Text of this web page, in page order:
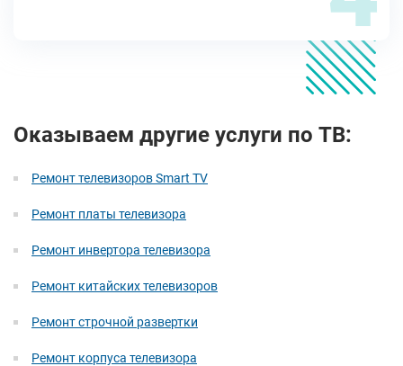
Оказываем другие услуги по ТВ:
Ремонт телевизоров Smart TV
Ремонт платы телевизора
Ремонт инвертора телевизора
Ремонт китайских телевизоров
Ремонт строчной развертки
Ремонт корпуса телевизора